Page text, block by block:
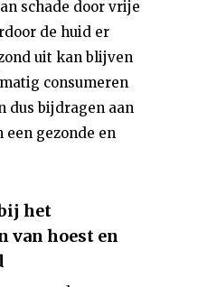
schade door vrije
de huid er
uit kan blijven
consumeren
dus bijdragen aan
een gezonde en
het
van hoest en